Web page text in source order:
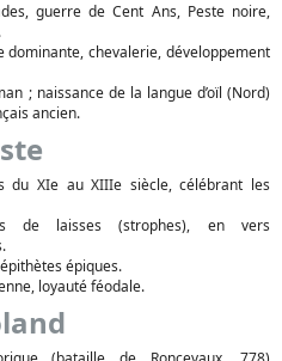
guerre de Cent Ans, Peste noire,
dominante, chevalerie, développement
; naissance de la langue d’oïl (Nord)
ancien.
du XIe au XIIIe siècle, célébrant les
de laisses (strophes), en vers
épiques.
loyauté féodale.